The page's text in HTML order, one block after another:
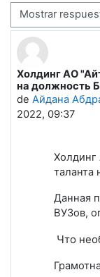
Mostrar modo
Холдинг АО
на должность
de Айдана
2022, 09:37
Número de
Холдинг
таланта
Данная
ВУЗов,
Что